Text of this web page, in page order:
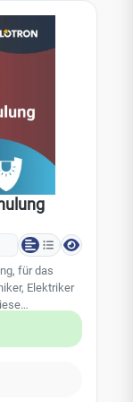
für das
Elektriker
für
100+